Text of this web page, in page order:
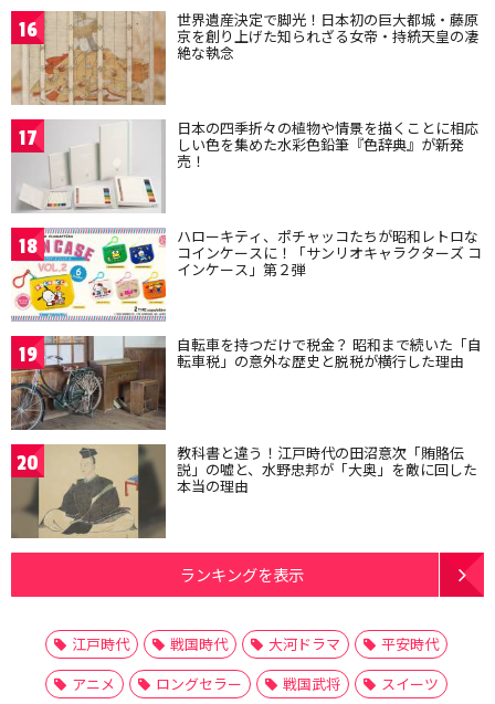
16 世界遺産決定で脚光！日本初の巨大都城・藤原
京を創り上げた知られざる女帝・持統天皇の凄
絶な執念
17 日本の四季折々の植物や情景を描くことに相応
しい色を集めた水彩色鉛筆『色辞典』が新発
売！
18 ハローキティ、ポチャッコたちが昭和レトロな
コインケースに！「サンリオキャラクターズ コ
インケース」第２弾
19 自転車を持つだけで税金？ 昭和まで続いた「自
転車税」の意外な歴史と脱税が横行した理由
20 教科書と違う！江戸時代の田沼意次「賄賂伝
説」の嘘と、水野忠邦が「大奥」を敵に回した
本当の理由
ランキングを表示
江戸時代 戦国時代 大河ドラマ
平安時代
アニメ
ロングセラー 戦国武将
スイーツ